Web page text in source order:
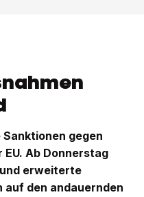
gegen
EU. Ab Donnerstag
erweiterte
auf den andauernden